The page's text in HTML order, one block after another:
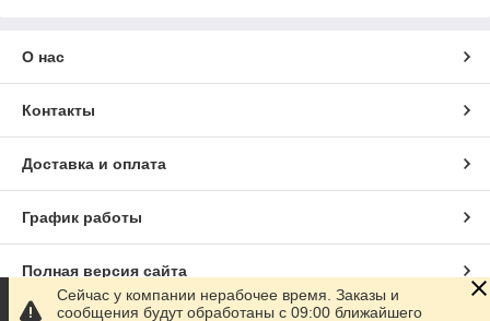
О нас
Контакты
Доставка и оплата
График работы
Полная версия сайта
Сейчас у компании нерабочее время. Заказы и
сообщения будут обработаны с 09:00 ближайшего